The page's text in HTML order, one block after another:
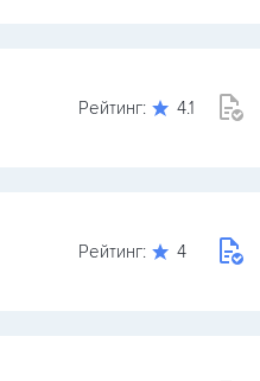
Рейтинг: 4.1
Рейтинг: 4